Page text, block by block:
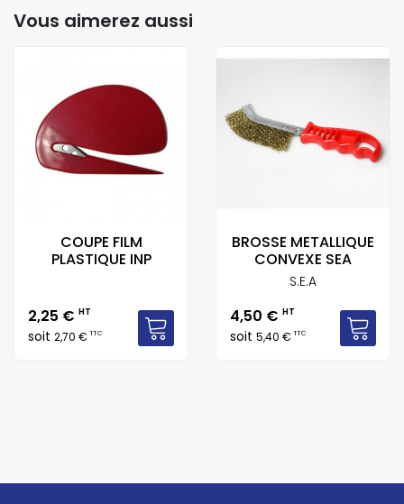
Vous aimerez aussi
COUPE FILM
PLASTIQUE INP
Prix
2,25 € HT
soit 2,70 €TTC
BROSSE METALLIQUE
CONVEXE SEA
S.E.A
Prix
4,50 € HT
soit 5,40 €TTC